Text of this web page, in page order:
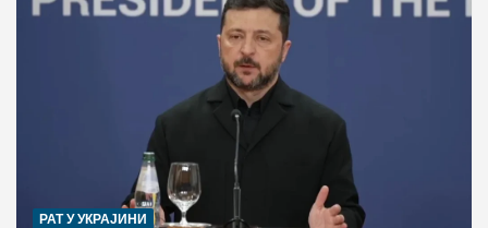
РАТ У УКРАЈИНИ